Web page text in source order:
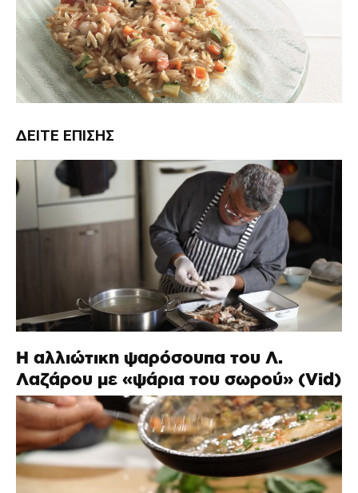
ΔΕΊΤΕ ΕΠΊΣΗΣ
Η αλλιώτικη ψαρόσουπα του Λ.
Λαζάρου με «ψάρια του σωρού» (Vid)